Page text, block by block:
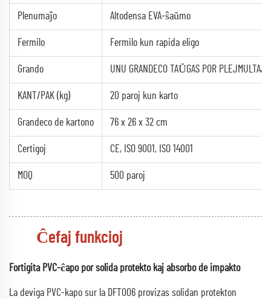
Plenumaĵo Altodensa EVA-ŝaŭmo
Fermilo Fermilo kun rapida eligo
Grando UNU GRANDECO TAŬGAS POR PLEJMULTAJ
KANT/PAK (kg) 20 paroj kun karto
Grandeco de kartono 76 x 26 x 32 cm
Certigoj CE, ISO 9001, ISO 14001
MOQ 500 paroj
Ĉefaj funkcioj
Fortigita PVC-ĉapo por solida protekto kaj absorbo de impakto
La deviga PVC-kapo sur la DFT006 provizas solidan protekton